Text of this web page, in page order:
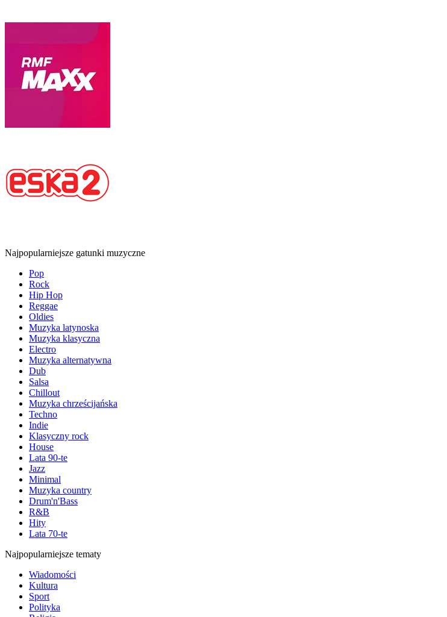
Najpopularniejsze gatunki muzyczne
Pop
Rock
Hip Hop
Reggae
Oldies
Muzyka latynoska
Muzyka klasyczna
Electro
Muzyka alternatywna
Dub
Salsa
Chillout
Muzyka chrześcijańska
Techno
Indie
Klasyczny rock
House
Lata 90-te
Jazz
Minimal
Muzyka country
Drum'n'Bass
R&B
Hity
Lata 70-te
Najpopularniejsze tematy
Wiadomości
Kultura
Sport
Polityka